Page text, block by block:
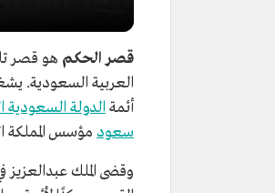
قصر الحكم هو قصر
أئمة الدولة السعودية
سعود مؤسس المملكة
وقضى الملك عبدالعزيز في القصر أكثر